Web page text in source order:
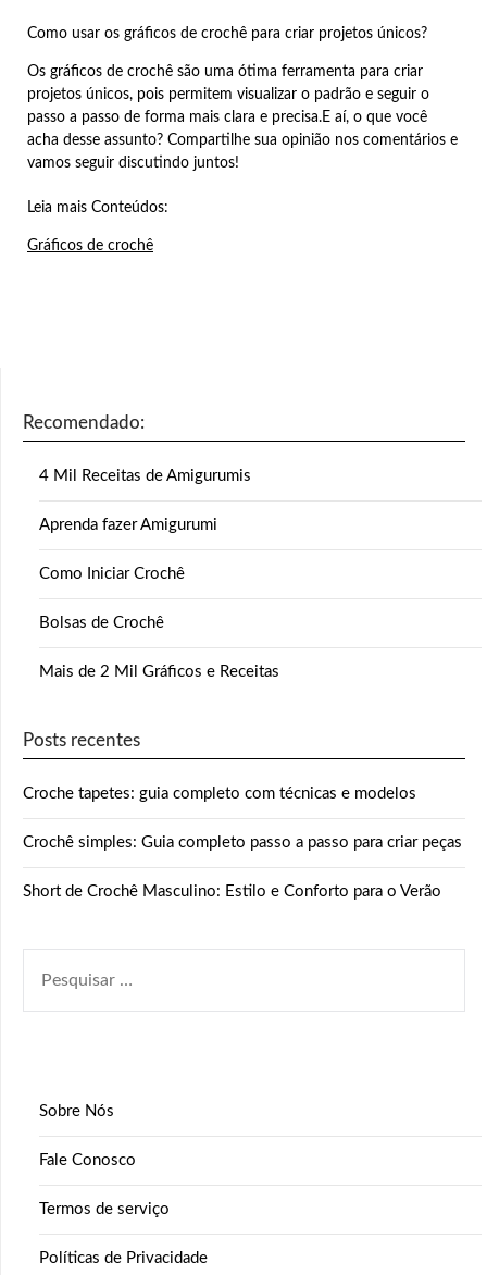
Como usar os gráficos de crochê para criar projetos únicos?
Os gráficos de crochê são uma ótima ferramenta para criar
projetos únicos, pois permitem visualizar o padrão e seguir o
passo a passo de forma mais clara e precisa.E aí, o que você
acha desse assunto? Compartilhe sua opinião nos comentários e
vamos seguir discutindo juntos!
Leia mais Conteúdos:
Gráficos de crochê
Recomendado:
4 Mil Receitas de Amigurumis
Aprenda fazer Amigurumi
Como Iniciar Crochê
Bolsas de Crochê
Mais de 2 Mil Gráficos e Receitas
Posts recentes
Croche tapetes: guia completo com técnicas e modelos
Crochê simples: Guia completo passo a passo para criar peças
Short de Crochê Masculino: Estilo e Conforto para o Verão
POR:
Sobre Nós
Fale Conosco
Termos de serviço
Políticas de Privacidade